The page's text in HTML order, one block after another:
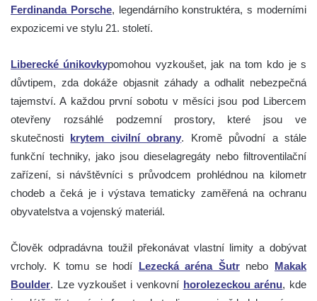
Ferdinanda Porsche, legendárního konstruktéra, s moderními
expozicemi ve stylu 21. století.
Liberecké únikovkypomohou vyzkoušet, jak na tom kdo je s
důvtipem, zda dokáže objasnit záhady a odhalit nebezpečná
tajemství. A každou první sobotu v měsíci jsou pod Libercem
otevřeny rozsáhlé podzemní prostory, které jsou ve
skutečnosti krytem civilní obrany. Kromě původní a stále
funkční techniky, jako jsou dieselagregáty nebo filtroventilační
zařízení, si návštěvníci s průvodcem prohlédnou na kilometr
chodeb a čeká je i výstava tematicky zaměřená na ochranu
obyvatelstva a vojenský materiál.
Člověk odpradávna toužil překonávat vlastní limity a dobývat
vrcholy. K tomu se hodí Lezecká aréna Šutrnebo Makak
Boulder. Lze vyzkoušet i venkovní horolezeckou arénu, kde